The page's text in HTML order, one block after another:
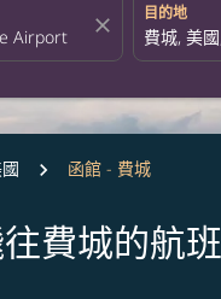
close
目的地
函館 - 費城
費城的航班
請調整篩選條件。